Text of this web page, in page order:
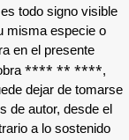
todo signo visible
misma especie o
en el presente
**** ** ****,
dejar de tomarse
de autor, desde el
a lo sostenido